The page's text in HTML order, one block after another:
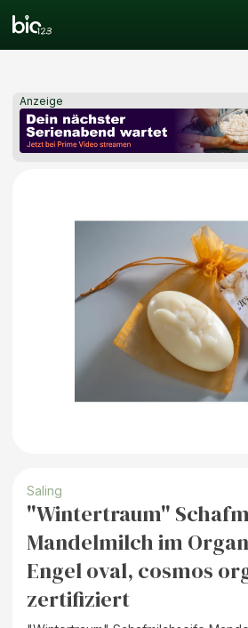
Anzeige
Saling
"Wintertraum"
Mandelmilch im
Engel oval, cosmos
zertifiziert